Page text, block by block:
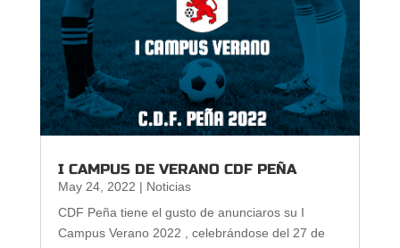
I CAMPUS DE VERANO CDF PEÑA
May 24, 2022 | Noticias
CDF Peña tiene el gusto de anunciaros su I
Campus Verano 2022 , celebrándose del 27 de